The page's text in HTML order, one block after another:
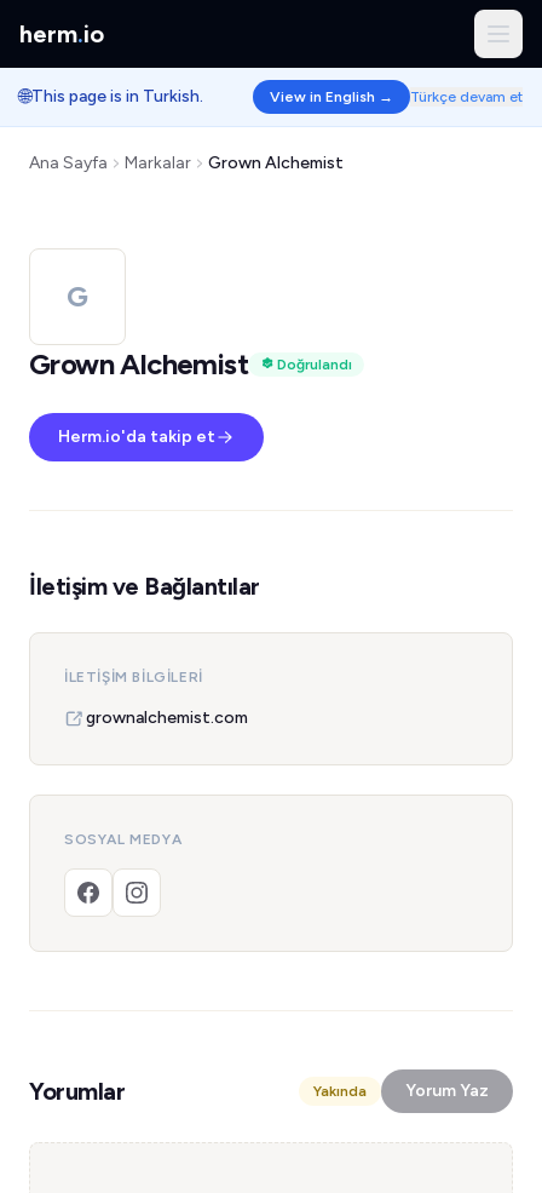
herm.io
🌐This page is in Turkish. View in English → Türkçe devam et
Ana Sayfa Markalar Grown Alchemist
G
Grown Alchemist
Doğrulandı
Herm.io'da takip et
İletişim ve Bağlantılar
İLETIŞIM BILGILERI
grownalchemist.com
SOSYAL MEDYA
Yorumlar Yakında Yorum Yaz